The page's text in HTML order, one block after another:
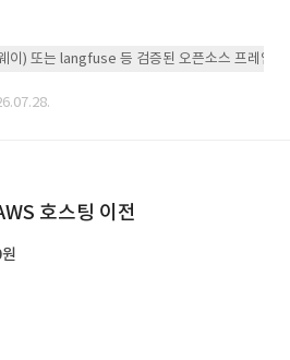
) 또는 langfuse 등 검증된 오픈소스 프레임워
호스팅 이전